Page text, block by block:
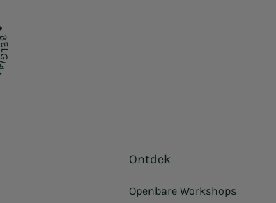
Ontdek
Openbare Workshops